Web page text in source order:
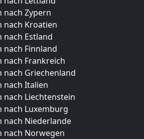
nach Zypern
nach Kroatien
nach Estland
nach Finnland
nach Frankreich
nach Griechenland
nach Italien
nach Liechtenstein
nach Luxemburg
nach Niederlande
nach Norwegen